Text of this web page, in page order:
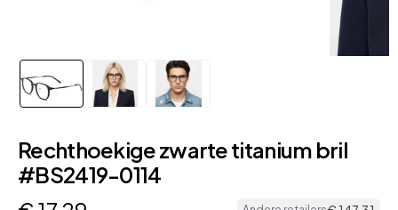
Rechthoekige zwarte titanium bril
#BS2419-0114